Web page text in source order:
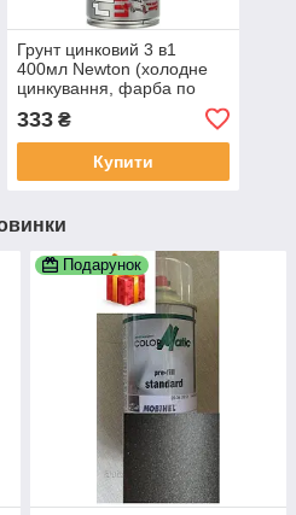
Грунт цинковий 3 в1
400мл Newton (холодне
цинкування, фарба по
одному балоні)
333₴
Купити
Подарунок